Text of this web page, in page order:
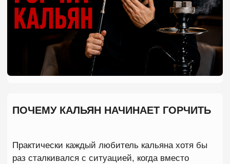
недостаточно хорошо очищен после предыдущих
забивок.
Многие новички считают, что чем больше жара,
тем лучше будет дымность. На практике все
наоборот. Когда температура становится слишком
высокой, сироп начинает быстро испаряться,
листья табака пересыхают и постепенно
подгорают. В этот момент вкус становится резким,
а затем появляется характерная горечь. Поэтому
температуру чаши и состояние табака. Именно
здесь чаще всего скрывается источник проблемы.